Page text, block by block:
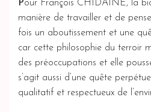
Pour François CHIDAINE, la
manière de travailler et de
fois un aboutissement et une
car cette philosophie du terroir
des préoccupations et elle
s’agit aussi d’une quête
qualitatif et respectueux de